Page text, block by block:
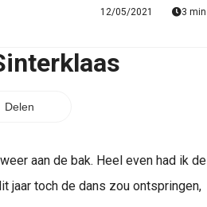
12/05/2021 3 min
Delen
aan de bak. Heel even had ik de
jaar toch de dans zou ontspringen,